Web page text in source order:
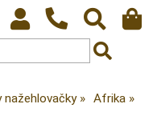
nažehlovačky
Afrika